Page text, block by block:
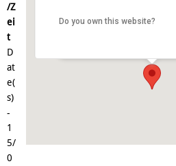
Langenweg 24 - Lindau
Do you own this website?
/Z
ei
t
D
at
e(
s)
-
1
5/
0